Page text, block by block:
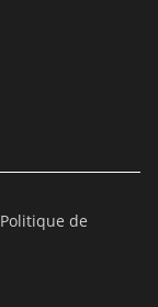
Politique de